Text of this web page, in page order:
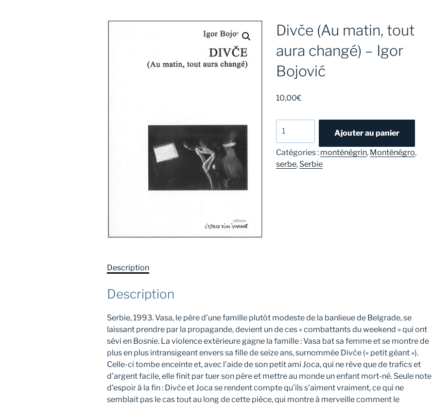
Divče (Au matin, tout
aura changé) – Igor
Bojović
10,00€
de
Divče
(Au
matin,
Ajouter au panier
Catégories : monténégrin, Monténégro,
serbe, Serbie
Description
Description
Serbie, 1993. Vasa, le père d’une famille plutôt modeste de la banlieue de Belgrade, se
laissant prendre par la propagande, devient un de ces « combattants du weekend » qui ont
sévi en Bosnie. La violence extérieure gagne la famille : Vasa bat sa femme et se montre de
plus en plus intransigeant envers sa fille de seize ans, surnommée Divče (« petit géant »).
Celle-ci tombe enceinte et, avec l’aide de son petit ami Joca, qui ne rêve que de trafics et
d’argent facile, elle finit par tuer son père et mettre au monde un enfant mort-né. Seule note
d’espoir à la fin : Divče et Joca se rendent compte qu’ils s’aiment vraiment, ce qui ne
semblait pas le cas tout au long de cette pièce, qui montre à merveille comment le